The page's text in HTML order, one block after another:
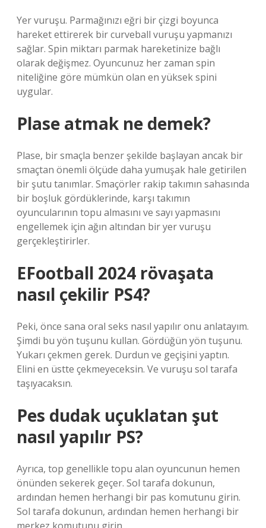
Yer vuruşu. Parmağınızı eğri bir çizgi boyunca
hareket ettirerek bir curveball vuruşu yapmanızı
sağlar. Spin miktarı parmak hareketinize bağlı
olarak değişmez. Oyuncunuz her zaman spin
niteliğine göre mümkün olan en yüksek spini
uygular.
Plase atmak ne demek?
Plase, bir smaçla benzer şekilde başlayan ancak bir
smaçtan önemli ölçüde daha yumuşak hale getirilen
bir şutu tanımlar. Smaçörler rakip takımın sahasında
bir boşluk gördüklerinde, karşı takımın
oyuncularının topu almasını ve sayı yapmasını
engellemek için ağın altından bir yer vuruşu
gerçekleştirirler.
EFootball 2024 rövaşata
nasıl çekilir PS4?
Peki, önce sana oral seks nasıl yapılır onu anlatayım.
Şimdi bu yön tuşunu kullan. Gördüğün yön tuşunu.
Yukarı çekmen gerek. Durdun ve geçişini yaptın.
Elini en üstte çekmeyeceksin. Ve vuruşu sol tarafa
taşıyacaksın.
Pes dudak uçuklatan şut
nasıl yapılır PS?
Ayrıca, top genellikle topu alan oyuncunun hemen
önünden sekerek geçer. Sol tarafa dokunun,
ardından hemen herhangi bir pas komutunu girin.
Sol tarafa dokunun, ardından hemen herhangi bir